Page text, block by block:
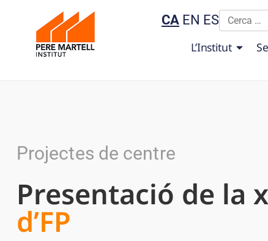
CA EN ES
L’Institut
Projectes de centre
Presentació de la
d’FP